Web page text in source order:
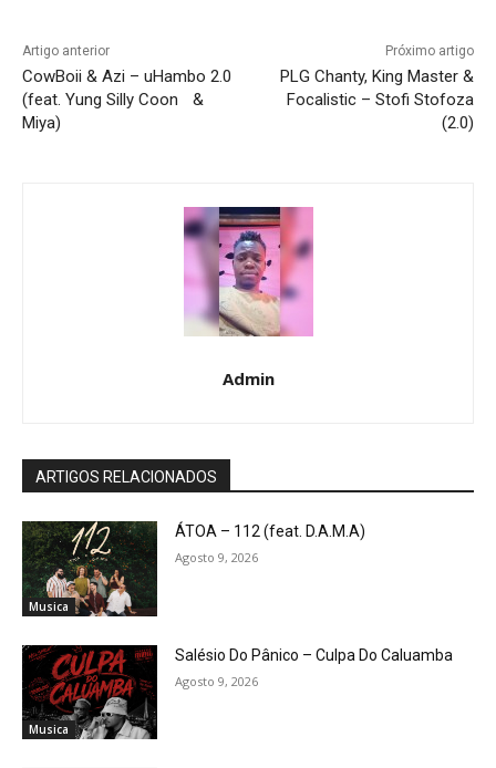
Artigo anterior
CowBoii & Azi – uHambo 2.0
(feat. Yung Silly Coon &
Miya)
Próximo artigo
PLG Chanty, King Master &
Focalistic – Stofi Stofoza
(2.0)
Admin
ARTIGOS RELACIONADOS
Musica
ÁTOA – 112 (feat. D.A.M.A)
Agosto 9, 2026
Musica
Salésio Do Pânico – Culpa Do Caluamba
Agosto 9, 2026